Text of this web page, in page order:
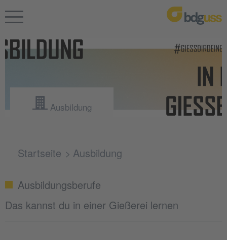
Ausbildung
Startseite Ausbildung
Ausbildungsberufe
Das kannst du in einer Gießerei lernen